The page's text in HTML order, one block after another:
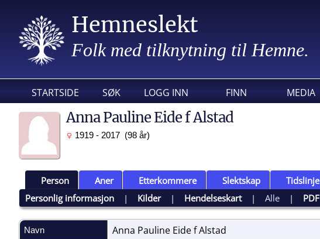
Hemneslekt
Folk med tilknytning til Hemne.
STARTSIDE SØK LOGG INN FINN MEDIA
Anna Pauline Eide f Alstad
1919 - 2017 (98 år)
Person Aner Etterkommere Slektskap Tidslinje
Personlig informasjon | Kilder| Hendelseskart|Alle | PDF
Navn Anna Pauline Eide fAlstad